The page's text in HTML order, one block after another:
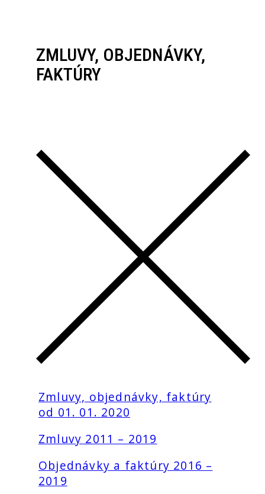
ZMLUVY, OBJEDNÁVKY,
FAKTÚRY
Zmluvy, objednávky, faktúry
od 01. 01. 2020
Zmluvy 2011 – 2019
Objednávky a faktúry 2016 –
2019